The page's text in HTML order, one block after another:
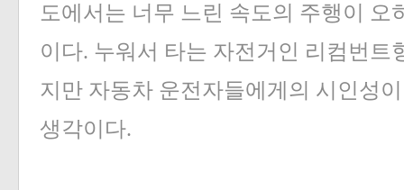
도에서는 너무 느린 속도의 주행이 오
이다. 누워서 타는 자전거인 리컴번트
지만 자동차 운전자들에게의 시인성
생각이다.